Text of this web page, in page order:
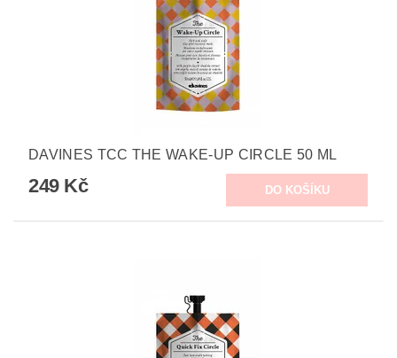
DAVINES TCC THE WAKE-UP CIRCLE 50 ML
249 Kč